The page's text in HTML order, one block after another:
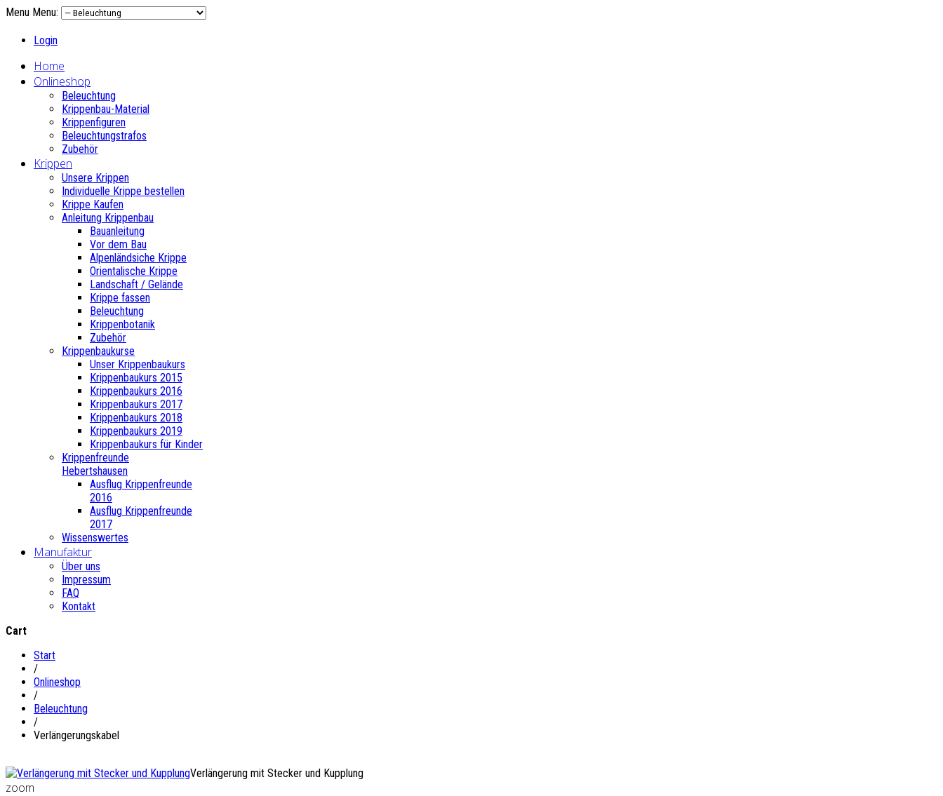
Menu Menu:
Login
Home
Onlineshop
Beleuchtung
Krippenbau-Material
Krippenfiguren
Beleuchtungstrafos
Zubehör
Krippen
Unsere Krippen
Individuelle Krippe bestellen
Krippe Kaufen
Anleitung Krippenbau
Bauanleitung
Vor dem Bau
Alpenländsiche Krippe
Orientalische Krippe
Landschaft / Gelände
Krippe fassen
Beleuchtung
Krippenbotanik
Zubehör
Krippenbaukurse
Unser Krippenbaukurs
Krippenbaukurs 2015
Krippenbaukurs 2016
Krippenbaukurs 2017
Krippenbaukurs 2018
Krippenbaukurs 2019
Krippenbaukurs für Kinder
Krippenfreunde
Hebertshausen
Ausflug Krippenfreunde
2016
Ausflug Krippenfreunde
2017
Wissenswertes
Manufaktur
Über uns
Impressum
FAQ
Kontakt
Cart
Start
/
Onlineshop
/
Beleuchtung
/
Verlängerungskabel
Verlängerung mit Stecker und Kupplung
zoom